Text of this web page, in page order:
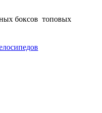
боксов топовых